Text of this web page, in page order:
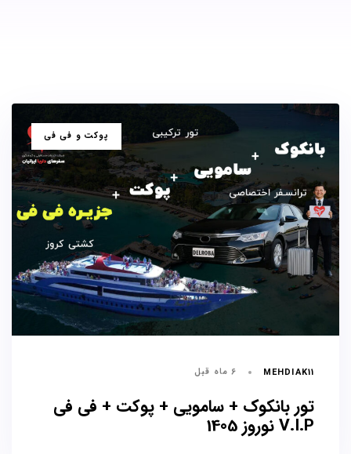
برچسب
ها
پوکت و فی فی
MEHDIAK11 6 ماه قبل
تور بانکوک + سامویی + پوکت + فی فی
V.I.P نوروز 1405